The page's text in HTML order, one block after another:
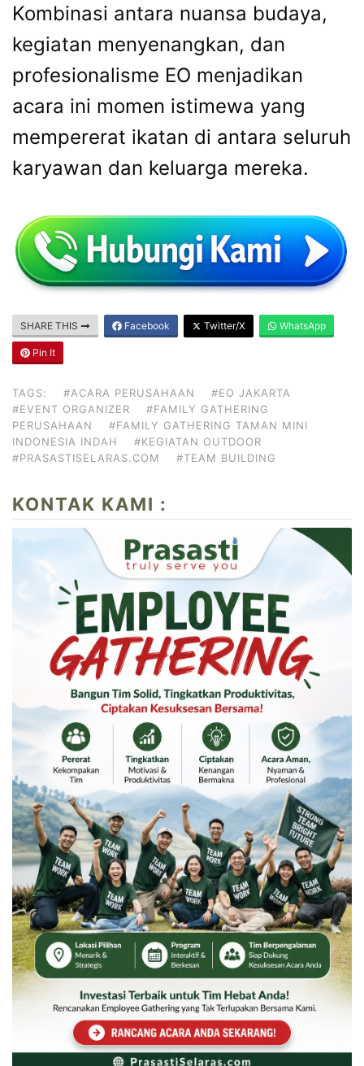
Kombinasi antara nuansa budaya,
kegiatan menyenangkan, dan
profesionalisme EO menjadikan
acara ini momen istimewa yang
mempererat ikatan di antara seluruh
karyawan dan keluarga mereka.
SHARE THIS Facebook Twitter/X WhatsApp
Pin It
TAGS: #ACARA PERUSAHAAN
#EO JAKARTA
#EVENT ORGANIZER
#FAMILY GATHERING
PERUSAHAAN
#FAMILY GATHERING TAMAN MINI
INDONESIA INDAH
#KEGIATAN OUTDOOR
#PRASASTISELARAS.COM
#TEAM BUILDING
KONTAK KAMI :